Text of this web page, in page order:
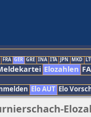
FRA GER GRE INA ITA JPN MKD
Elozahlen
Elo AUT Elo